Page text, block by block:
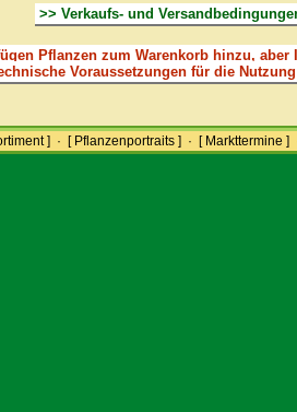
>> Verkaufs- und
Pflanzen zum Warenkorb hinzu, aber
Voraussetzungen für die
] · [ Pflanzenportraits ] · [ Markttermine ]